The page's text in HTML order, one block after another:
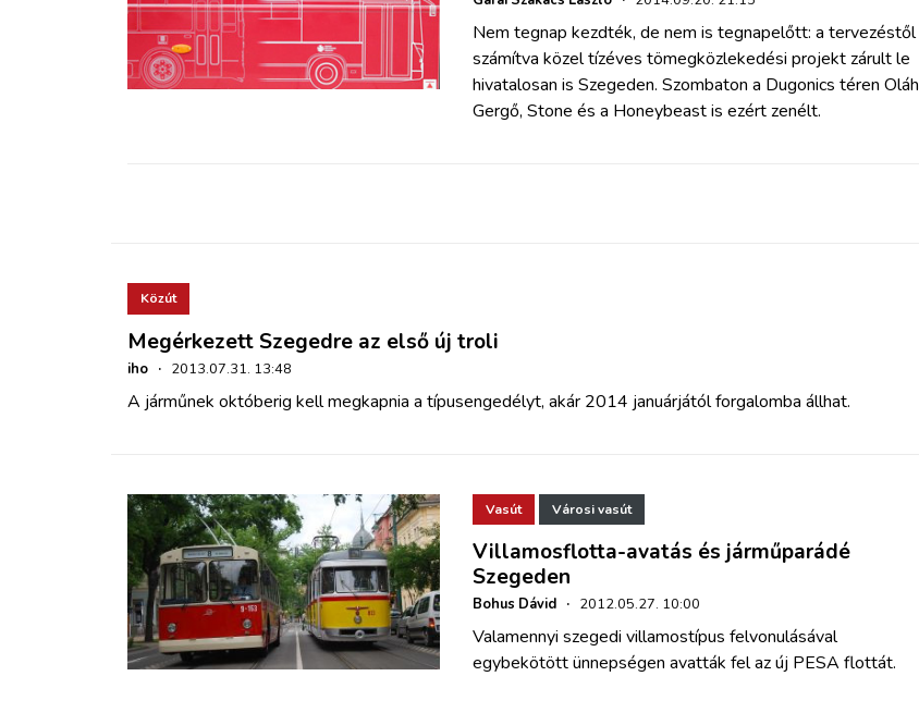
HAJÓZÁS
BELÉPÉS
REGISZTRÁCIÓ
Nem tegnap kezdték, de nem is tegnapelőtt: a tervezéstől
számítva közel tízéves tömegközlekedési projekt zárult le
hivatalosan is Szegeden. Szombaton a Dugonics téren Oláh
Gergő, Stone és a Honeybeast is ezért zenélt.
Közút
Megérkezett Szegedre az első új troli
iho · 2013.07.31. 13:48
A járműnek októberig kell megkapnia a típusengedélyt, akár 2014 januárjától forgalomba állhat.
Vasút Városi vasút
Villamosflotta-avatás és járműparádé
Szegeden
Bohus Dávid · 2012.05.27. 10:00
Valamennyi szegedi villamostípus felvonulásával
egybekötött ünnepségen avatták fel az új PESA flottát.